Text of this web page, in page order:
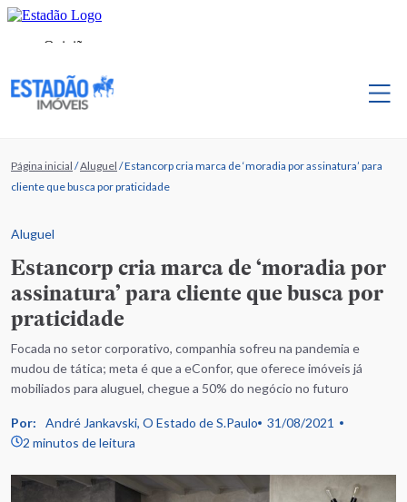
Página inicial /Aluguel /Estancorp cria marca de ‘moradia por assinatura’ para
cliente que busca por praticidade
Aluguel
Estancorp cria marca de ‘moradia por
assinatura’ para cliente que busca por
praticidade
Focada no setor corporativo, companhia sofreu na pandemia e
mudou de tática; meta é que a eConfor, que oferece imóveis já
mobiliados para aluguel, chegue a 50% do negócio no futuro
Por: André Jankavski, O Estado de S.Paulo
31/08/2021
2 minutos de leitura